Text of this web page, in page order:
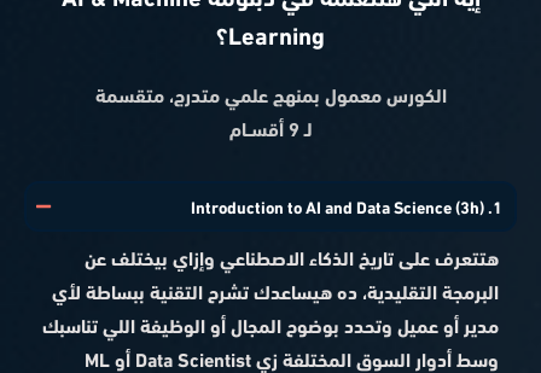
Learning؟
الكورس معمول بمنهج علمي متدرج، متقسمة
لـ 9أقســام
1. Introduction to AI and Data Science (3h)
هتتعرف على تاريخ الذكاء الاصطناعي وإزاي بيختلف عن
البرمجة التقليدية، ده هيساعدك تشرح التقنية ببساطة لأي
مدير أو عميل وتحدد بوضوح المجال أو الوظيفة اللي تناسبك
وسط أدوار السوق المختلفة زي Data Scientist أو ML